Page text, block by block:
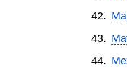
42.
43.
44.